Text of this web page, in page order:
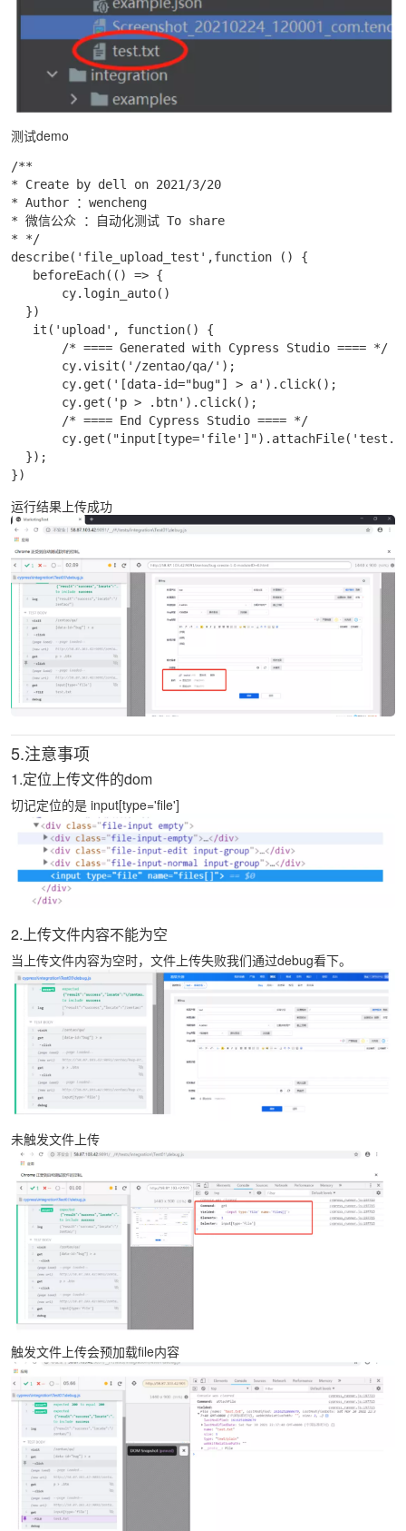
测试demo
/**
* Create by dell on 2021/3/20
* Author ：wencheng
* 微信公众 ：自动化测试 To share
* */
describe('file_upload_test',function () {
   beforeEach(() => {
       cy.login_auto()
  })
   it('upload', function() {
       /* ==== Generated with Cypress Studio ==== */
       cy.visit('/zentao/qa/');
       cy.get('[data-id="bug"] > a').click();
       cy.get('p > .btn').click();
       /* ==== End Cypress Studio ==== */
  });
})
运行结果上传成功
5.注意事项
1.定位上传文件的dom
切记定位的是 input[type='file']
2.上传文件内容不能为空
当上传文件内容为空时，文件上传失败我们通过debug看下。
未触发文件上传
触发文件上传会预加载file内容